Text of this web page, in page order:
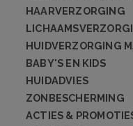
HAARVERZORGING
HUIDVERZORGING
BABY'S EN KIDS
HUIDADVIES
ZONBESCHERMING
ACTIES &